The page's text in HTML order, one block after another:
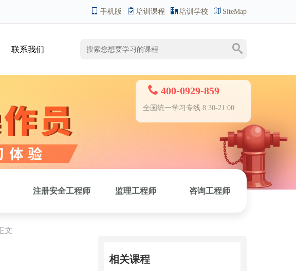
手机版 培训课程 培训学校 SiteMap
联系我们
400-0929-859
全国统一学习专线 8:30-21:00
注册安全工程师 监理工程师 咨询工程师
文
相关课程